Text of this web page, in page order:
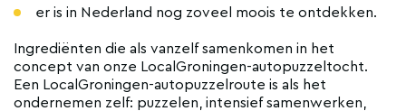
er is in Nederland nog zoveel moois te ontdekken.
Ingrediënten die als vanzelf samenkomen in het
concept van onze LocalGroningen-autopuzzeltocht.
Een LocalGroningen-autopuzzelroute is als het
ondernemen zelf: puzzelen, intensief samenwerken,